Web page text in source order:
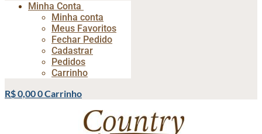
Minha Conta
Minha conta
Meus Favoritos
Fechar Pedido
Cadastrar
Pedidos
Carrinho
R$0,000Carrinho